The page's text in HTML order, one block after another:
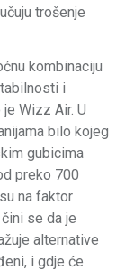
trošenje
kombinaciju
i
Wizz Air. U
bilo kojeg
gubicima
preko 700
na faktor
se da je
alternative
i gdje će